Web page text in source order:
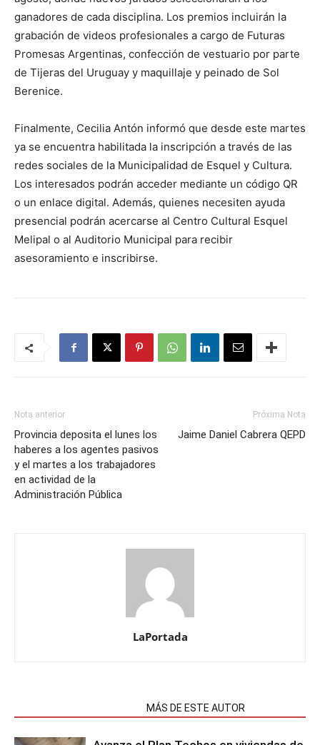
ganadores de cada disciplina. Los premios incluirán la
grabación de videos profesionales a cargo de Futuras
Promesas Argentinas, confección de vestuario por parte
de Tijeras del Uruguay y maquillaje y peinado de Sol
Berenice.
Finalmente, Cecilia Antón informó que desde este martes
ya se encuentra habilitada la inscripción a través de las
redes sociales de la Municipalidad de Esquel y Cultura.
Los interesados podrán acceder mediante un código QR
o un enlace digital. Además, quienes necesiten ayuda
presencial podrán acercarse al Centro Cultural Esquel
Melipal o al Auditorio Municipal para recibir
asesoramiento e inscribirse.
Nota anterior
Provincia deposita el lunes los
haberes a los agentes pasivos
y el martes a los trabajadores
en actividad de la
Administración Pública
Próxima Nota
Jaime Daniel Cabrera QEPD
LaPortada
MÁS DE ESTE AUTOR